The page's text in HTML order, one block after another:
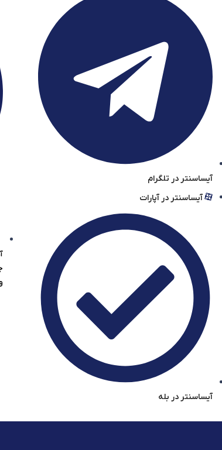
آیساسنتر در تلگرام
آیساسنتر در آپارات
آیساسنتر در بله